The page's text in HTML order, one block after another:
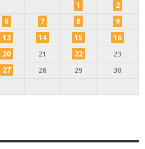
1
2
6 7 8
9
13 14 15
16
20 21 22
23
27 28 29
30